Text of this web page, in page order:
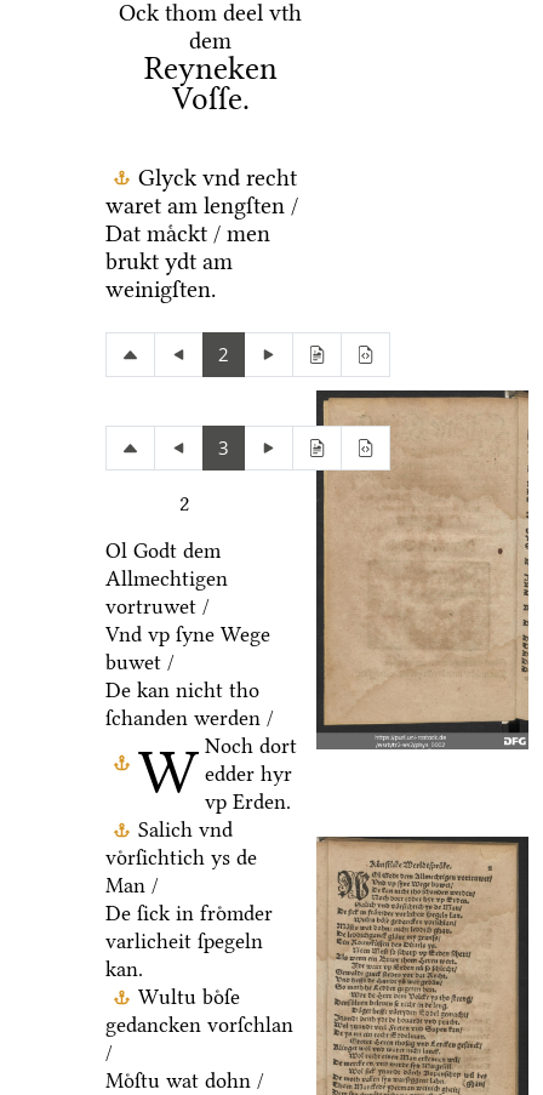
Ock thom deel vth
dem
Reyneken
Voſſe.
Glyck vnd recht
waret am lengſten /
Dat maͤckt / men
brukt ydt am
weinigſten.
2
3
2
W
Ol Godt dem
Allmechtigen
vortruwet /
Vnd vp ſyne Wege
buwet /
De kan nicht tho
ſchanden werden /
Noch dort
edder hyr
vp Erden.
Salich vnd
voͤrſichtich ys de
Man /
De ſick in froͤmder
varlicheit ſpegeln
kan.
Wultu boͤſe
gedancken vorſchlan
/
Moͤſtu wat dohn /